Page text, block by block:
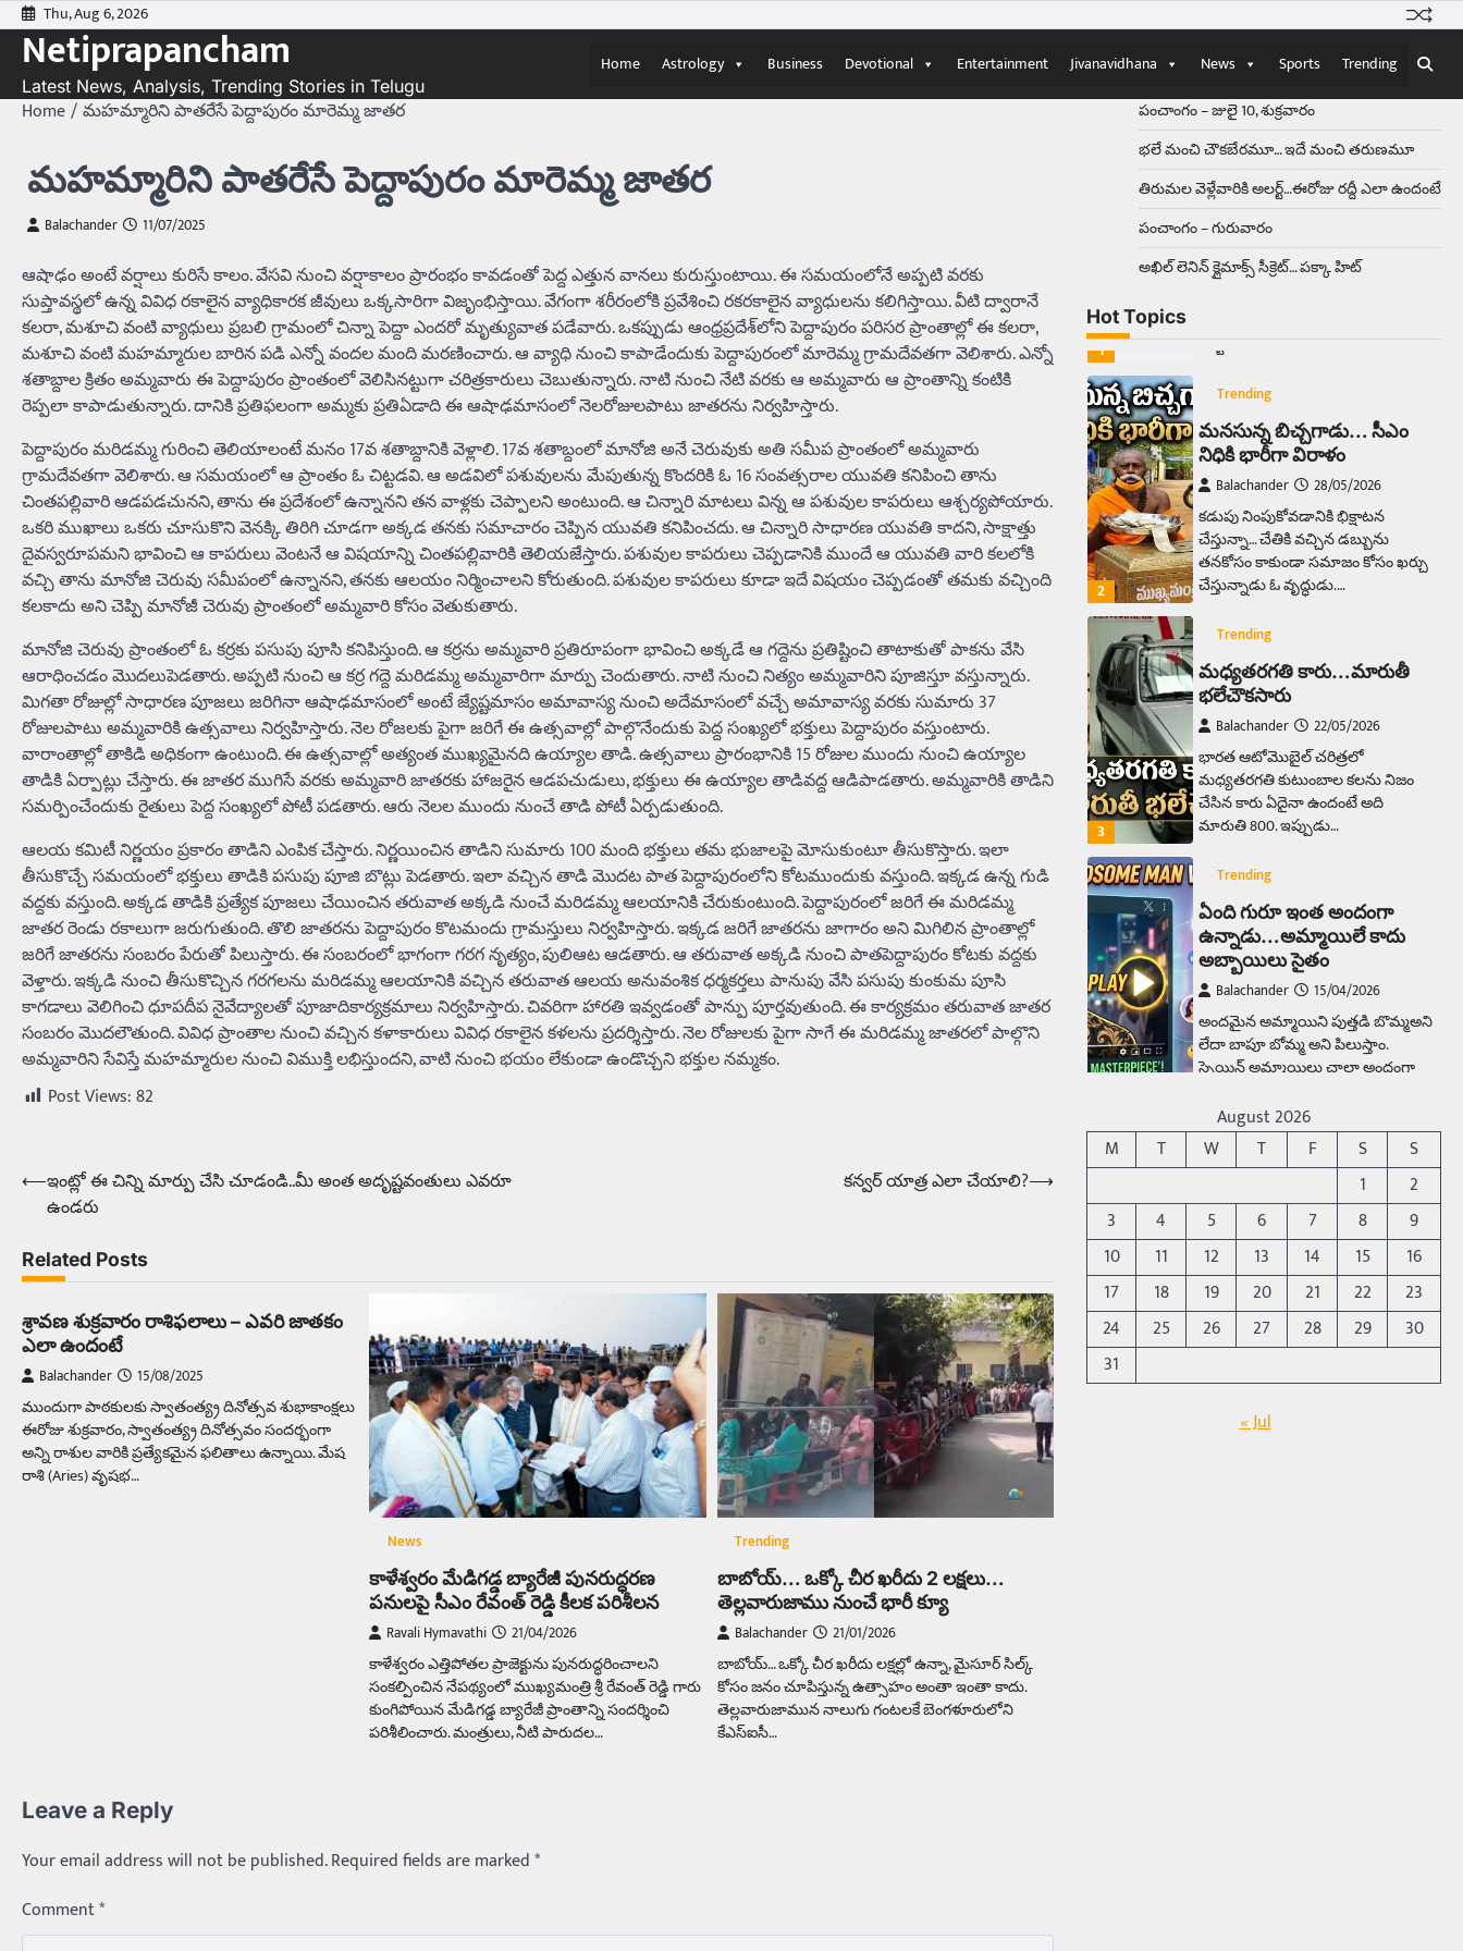
Skip
to
content
Thu, Aug 6, 2026
Netiprapancham
Latest News, Analysis, Trending Stories in Telugu
Home Astrology Business Devotional Entertainment Jivanavidhana News Sports Trending
Home మహమ్మారిని పాతరేసే పెద్దాపురం మారెమ్మ జాతర
మహమ్మారిని పాతరేసే పెద్దాపురం మారెమ్మ జాతర
Balachander 11/07/2025
ఆషాఢం అంటే వర్షాలు కురిసే కాలం. వేసవి నుంచి వర్షాకాలం ప్రారంభం కావడంతో పెద్ద ఎత్తున వానలు కురుస్తుంటాయి. ఈ సమయంలోనే అప్పటి వరకు
సుప్తావస్థలో ఉన్న వివిధ రకాలైన వ్యాధికారక జీవులు ఒక్కసారిగా విజృంభిస్తాయి. వేగంగా శరీరంలోకి ప్రవేశించి రకరకాలైన వ్యాధులను కలిగిస్తాయి. వీటి ద్వారానే
కలరా, మశూచి వంటి వ్యాధులు ప్రబలి గ్రామంలో చిన్నా పెద్దా ఎందరో మృత్యువాత పడేవారు. ఒకప్పుడు ఆంధ్రప్రదేశ్‌లోని పెద్దాపురం పరిసర ప్రాంతాల్లో ఈ కలరా,
మశూచి వంటి మహమ్మారుల బారిన పడి ఎన్నో వందల మంది మరణించారు. ఆ వ్యాధి నుంచి కాపాడేందుకు పెద్దాపురంలో మారెమ్మ గ్రామదేవతగా వెలిశారు. ఎన్నో
శతాబ్దాల క్రితం అమ్మవారు ఈ పెద్దాపురం ప్రాంతంలో వెలిసినట్టుగా చరిత్రకారులు చెబుతున్నారు. నాటి నుంచి నేటి వరకు ఆ అమ్మవారు ఆ ప్రాంతాన్ని కంటికి
రెప్పలా కాపాడుతున్నారు. దానికి ప్రతిఫలంగా అమ్మకు ప్రతిఏడాది ఈ ఆషాఢమాసంలో నెలరోజులపాటు జాతరను నిర్వహిస్తారు.
పెద్దాపురం మరిడమ్మ గురించి తెలియాలంటే మనం 17వ శతాబ్దానికి వెళ్లాలి. 17వ శతాబ్దంలో మానోజి అనే చెరువుకు అతి సమీప ప్రాంతంలో అమ్మవారు
గ్రామదేవతగా వెలిశారు. ఆ సమయంలో ఆ ప్రాంతం ఓ చిట్టడవి. ఆ అడవిలో పశువులను మేపుతున్న కొందరికి ఓ 16 సంవత్సరాల యువతి కనిపించి తాను
చింతపల్లివారి ఆడపడచునని, తాను ఈ ప్రదేశంలో ఉన్నానని తన వాళ్లకు చెప్పాలని అంటుంది. ఆ చిన్నారి మాటలు విన్న ఆ పశువుల కాపరులు ఆశ్చర్యపోయారు.
ఒకరి ముఖాలు ఒకరు చూసుకొని వెనక్కి తిరిగి చూడగా అక్కడ తనకు సమాచారం చెప్పిన యువతి కనిపించదు. ఆ చిన్నారి సాధారణ యువతి కాదని, సాక్షాత్తు
దైవస్వరూపమని భావించి ఆ కాపరులు వెంటనే ఆ విషయాన్ని చింతపల్లివారికి తెలియజేస్తారు. పశువుల కాపరులు చెప్పడానికి ముందే ఆ యువతి వారి కలలోకి
వచ్చి తాను మానోజి చెరువు సమీపంలో ఉన్నానని, తనకు ఆలయం నిర్మించాలని కోరుతుంది. పశువుల కాపరులు కూడా ఇదే విషయం చెప్పడంతో తమకు వచ్చింది
కలకాదు అని చెప్పి మానోజీ చెరువు ప్రాంతంలో అమ్మవారి కోసం వెతుకుతారు.
మానోజి చెరువు ప్రాంతంలో ఓ కర్రకు పసుపు పూసి కనిపిస్తుంది. ఆ కర్రను అమ్మవారి ప్రతిరూపంగా భావించి అక్కడే ఆ గద్దెను ప్రతిష్టించి తాటాకుతో పాకను వేసి
ఆరాధించడం మొదలుపెడతారు. అప్పటి నుంచి ఆ కర్ర గద్దె మరిడమ్మ అమ్మవారిగా మార్పు చెందుతారు. నాటి నుంచి నిత్యం అమ్మవారిని పూజిస్తూ వస్తున్నారు.
మిగతా రోజుల్లో సాధారణ పూజలు జరిగినా ఆషాఢమాసంలో అంటే జ్యేష్టమాసం అమావాస్య నుంచి అదేమాసంలో వచ్చే అమావాస్య వరకు సుమారు 37
రోజులపాటు అమ్మవారికి ఉత్సవాలు నిర్వహిస్తారు. నెల రోజలకు పైగా జరిగే ఈ ఉత్సవాల్లో పాల్గొనేందుకు పెద్ద సంఖ్యలో భక్తులు పెద్దాపురం వస్తుంటారు.
వారాంతాల్లో తాకిడి అధికంగా ఉంటుంది. ఈ ఉత్సవాల్లో అత్యంత ముఖ్యమైనది ఉయ్యాల తాడి. ఉత్సవాలు ప్రారంభానికి 15 రోజుల ముందు నుంచి ఉయ్యాల
తాడికి ఏర్పాట్లు చేస్తారు. ఈ జాతర ముగిసే వరకు అమ్మవారి జాతరకు హాజరైన ఆడపచుడులు, భక్తులు ఈ ఉయ్యాల తాడివద్ద ఆడిపాడతారు. అమ్మవారికి తాడిని
సమర్పించేందుకు రైతులు పెద్ద సంఖ్యలో పోటీ పడతారు. ఆరు నెలల ముందు నుంచే తాడి పోటీ ఏర్పడుతుంది.
ఆలయ కమిటీ నిర్ణయం ప్రకారం తాడిని ఎంపిక చేస్తారు. నిర్ణయించిన తాడిని సుమారు 100 మంది భక్తులు తమ భుజాలపై మోసుకుంటూ తీసుకొస్తారు. ఇలా
తీసుకొచ్చే సమయంలో భక్తులు తాడికి పసుపు పూజి బొట్లు పెడతారు. ఇలా వచ్చిన తాడి మొదట పాత పెద్దాపురంలోని కోటముందుకు వస్తుంది. ఇక్కడ ఉన్న గుడి
వద్దకు వస్తుంది. అక్కడ తాడికి ప్రత్యేక పూజలు చేయించిన తరువాత అక్కడి నుంచే మరిడమ్మ ఆలయానికి చేరుకుంటుంది. పెద్దాపురంలో జరిగే ఈ మరిడమ్మ
జాతర రెండు రకాలుగా జరుగుతుంది. తొలి జాతరను పెద్దాపురం కొటమందు గ్రామస్తులు నిర్వహిస్తారు. ఇక్కడ జరిగే జాతరను జాగారం అని మిగిలిన ప్రాంతాల్లో
జరిగే జాతరను సంబరం పేరుతో పిలుస్తారు. ఈ సంబరంలో భాగంగా గరగ నృత్యం, పులిఆట ఆడతారు. ఆ తరువాత అక్కడి నుంచి పాతపెద్దాపురం కోటకు వద్దకు
వెళ్తారు. ఇక్కడి నుంచి తీసుకొచ్చిన గరగలను మరిడమ్మ ఆలయానికి వచ్చిన తరువాత ఆలయ అనువంశిక ధర్మకర్తలు పానుపు వేసి పసుపు కుంకుమ పూసి
కాగడాలు వెలిగించి ధూపదీప నైవేద్యాలతో పూజాదికార్యక్రమాలు నిర్వహిస్తారు. చివరిగా హారతి ఇవ్వడంతో పాన్పు పూర్తవుతుంది. ఈ కార్యక్రమం తరువాత జాతర
సంబరం మొదలౌతుంది. వివిధ ప్రాంతాల నుంచి వచ్చిన కళాకారులు వివిధ రకాలైన కళలను ప్రదర్శిస్తారు. నెల రోజులకు పైగా సాగే ఈ మరిడమ్మ జాతరలో పాల్గొని
అమ్మవారిని సేవిస్తే మహమ్మారుల నుంచి విముక్తి లభిస్తుందని, వాటి నుంచి భయం లేకుండా ఉండొచ్చని భక్తుల నమ్మకం.
Post Views:82
Post
navigation
⟵ఇంట్లో ఈ చిన్ని మార్పు చేసి చూడండి..మీ అంత అదృష్టవంతులు ఎవరూ
ఉండరు
కన్వర్‌ యాత్ర ఎలా చేయాలి?⟶
Related Posts
శ్రావణ శుక్రవారం రాశిఫలాలు – ఎవరి జాతకం
ఎలా ఉందంటే
Balachander
15/08/2025
ముందుగా పాఠకులకు స్వాతంత్య్ర దినోత్సవ శుభాకాంక్షలు
ఈరోజు శుక్రవారం, స్వాతంత్య్ర దినోత్సవం సందర్భంగా
అన్ని రాశుల వారికి ప్రత్యేకమైన ఫలితాలు ఉన్నాయి. మేష
రాశి (Aries) వృషభ…
News
కాళేశ్వరం మేడిగడ్డ బ్యారేజీ పునరుద్ధరణ
పనులపై సీఎం రేవంత్ రెడ్డి కీలక పరిశీలన
Ravali Hymavathi
21/04/2026
కాళేశ్వరం ఎత్తిపోతల ప్రాజెక్టును పునరుద్ధరించాలని
సంకల్పించిన నేపథ్యంలో ముఖ్యమంత్రి శ్రీ రేవంత్ రెడ్డి గారు
కుంగిపోయిన మేడిగడ్డ బ్యారేజీ ప్రాంతాన్ని సందర్శించి
పరిశీలించారు. మంత్రులు, నీటి పారుదల…
Trending
బాబోయ్‌… ఒక్కో చీర ఖరీదు 2 లక్షలు…
తెల్లవారుజాము నుంచే భారీ క్యూ
Balachander
21/01/2026
బాబోయ్‌… ఒక్కో చీర ఖరీదు లక్షల్లో ఉన్నా, మైసూర్‌ సిల్క్‌
కోసం జనం చూపిస్తున్న ఉత్సాహం అంతా ఇంతా కాదు.
తెల్లవారుజామున నాలుగు గంటలకే బెంగళూరులోని
కేఎస్‌ఐసీ…
Leave a Reply
Your email address will not be published.Required fields are marked*
Comment*
పంచాంగం – జులై 10, శుక్రవారం
భలే మంచి చౌకబేరమూ… ఇదే మంచి తరుణమూ
తిరుమల వెళ్లేవారికి అలర్ట్‌…ఈరోజు రద్దీ ఎలా ఉందంటే
పంచాంగం – గురువారం
అఖిల్‌ లెనిన్ క్లైమాక్స్‌ సీక్రెట్‌… పక్కా హిట్‌
Hot Topics
Balachander 15/04/2026
ఉత్తర ప్రదేశ్‌లోని ఝాన్సీ జిల్లాలో ఒక
వింతైన రోడ్డు ప్రమాదం చోటుచేసుకుంది.
వేల సంఖ్యలో బీరు…
1
Trending
అక్కడ ఆదివారం బట్టలు
ఉతికితే…జైలుకే
Balachander
13/06/2026
ఆదివారం వచ్చిందంటే చాలు
‘బట్టలు ఉతకడం’. వారం…
2
Trending
మనసున్న బిచ్చగాడు… సీఎం
నిధికి భారీగా విరాళం
Balachander
28/05/2026
కడుపు నింపుకోవడానికి భిక్షాటన
చేస్తున్నా… చేతికి వచ్చిన డబ్బును
తనకోసం కాకుండా సమాజం కోసం ఖర్చు
చేస్తున్నాడు ఓ వృద్ధుడు.…
3
Trending
మధ్యతరగతి కారు…మారుతీ
భలేచౌకసారు
Balachander
22/05/2026
భారత ఆటోమొబైల్ చరిత్రలో
మధ్యతరగతి కుటుంబాల కలను నిజం
చేసిన కారు ఏదైనా ఉందంటే అది
మారుతి 800. ఇప్పుడు…
Trending
ఏంది గురూ ఇంత అందంగా
ఉన్నాడు…అమ్మాయిలే కాదు
అబ్బాయిలు సైతం
Balachander
15/04/2026
అందమైన అమ్మాయిని పుత్తడి బొమ్మఅని
లేదా బాపూ బోమ్మ అని పిలుస్తాం.
స్పెయిన్‌ అమ్మాయిలు చాలా అందంగా
5
Trending
రోడ్డుపై ఏరులై పారిన బీర్లు…
ఘాటుతో మండుతున్న నోర్లు
Balachander
15/04/2026
ఉత్తర ప్రదేశ్‌లోని ఝాన్సీ జిల్లాలో ఒక
వింతైన రోడ్డు ప్రమాదం చోటుచేసుకుంది.
ఝాన్సీ–కాన్పూర్ జాతీయ రహదారిపై
వేల సంఖ్యలో బీరు…
Trending
అక్కడ ఆదివారం బట్టలు
August 2026
M
T W T F S
S
1
2
3
4 5 6 7 8
9
10
11 12 13 14 15
16
17
18 19 20 21 22
23
24
25 26 27 28 29
30
31
« Jul